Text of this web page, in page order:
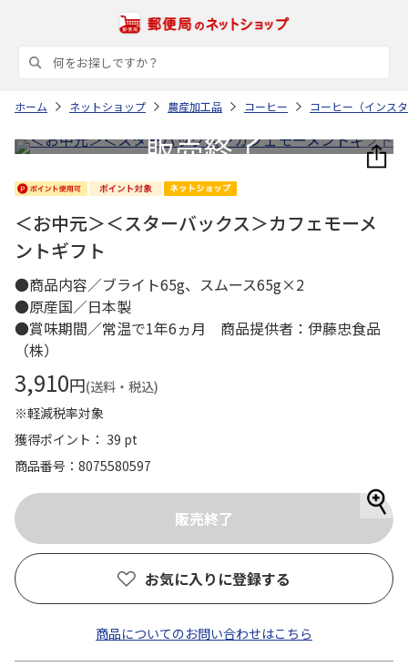
ホーム ネットショップ 農産加工品 コーヒー コーヒー（インス
＜お中元＞＜スターバックス＞カフェモーメ
ントギフト
●商品内容／ブライト65g、スムース65g×2
●原産国／日本製
●賞味期間／常温で1年6ヵ月 商品提供者：伊藤忠食品
（株）
3,910円(送料・税込)
※軽減税率対象
獲得ポイント： 39 pt
商品番号
8075580597
お気に入りに登録する
商品についてのお問い合わせはこちら